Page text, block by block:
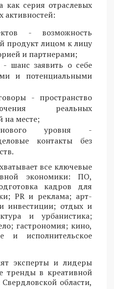
как серия отраслевых
активностей:
- возможность
продукт лицом к лицу
и партнерами;
шанс заявить о себе
и потенциальными
- пространство
реальных
на месте;
нового уровня -
контакты без
все ключевые
экономики: ПО,
кадров для
PR и реклама; арт-
инвестиции; отдых и
и урбанистика;
гастрономия; кино,
и исполнительское
эксперты и лидеры
тренды в креативной
области,